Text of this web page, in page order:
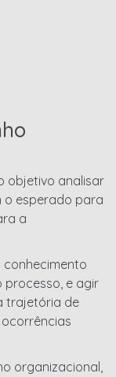
objetivo analisar
o esperado para
a
conhecimento
e agir
trajetória de
organizacional,